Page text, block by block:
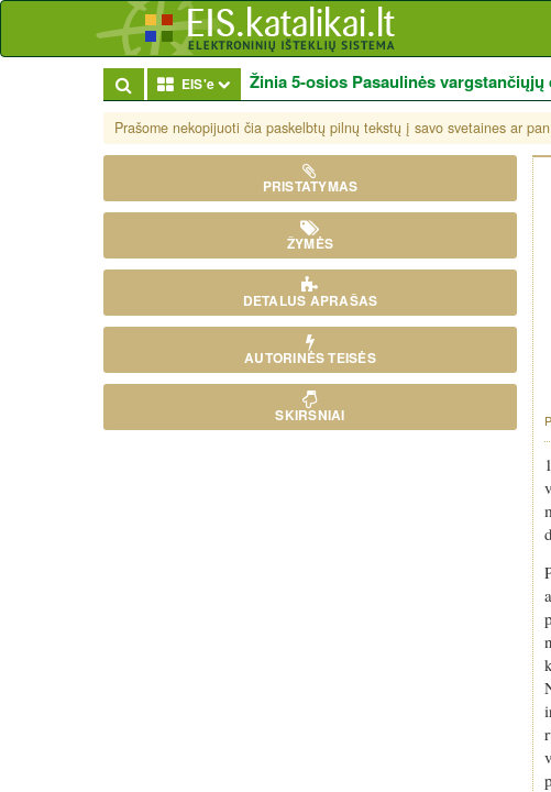
EIS'e Toggle Dropdown
Žinia 5-osios Pasaulinės vargstančiųjų
Prašome nekopijuoti čia paskelbtų pilnų tekstų į savo svetaines ar
PRISTATYMAS
ŽYMĖS
DETALUS APRAŠAS
AUTORINĖS TEISĖS
SKIRSNIAI